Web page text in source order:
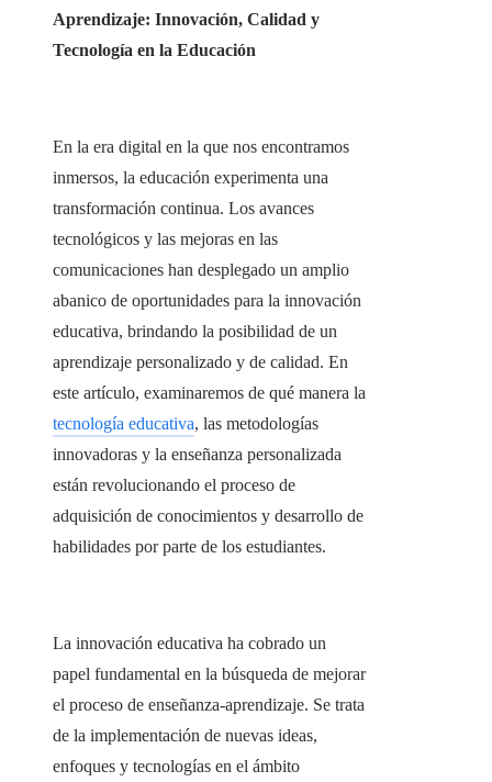
Aprendizaje: Innovación, Calidad y
Tecnología en la Educación
En la era digital en la que nos encontramos
inmersos, la educación experimenta una
transformación continua. Los avances
tecnológicos y las mejoras en las
comunicaciones han desplegado un amplio
abanico de oportunidades para la innovación
educativa, brindando la posibilidad de un
aprendizaje personalizado y de calidad. En
este artículo, examinaremos de qué manera la
tecnología educativa, las metodologías
innovadoras y la enseñanza personalizada
están revolucionando el proceso de
adquisición de conocimientos y desarrollo de
habilidades por parte de los estudiantes.
La innovación educativa ha cobrado un
papel fundamental en la búsqueda de mejorar
el proceso de enseñanza-aprendizaje. Se trata
de la implementación de nuevas ideas,
enfoques y tecnologías en el ámbito